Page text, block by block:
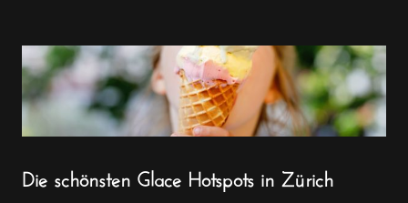
Die schönsten Glace Hotspots in Zürich